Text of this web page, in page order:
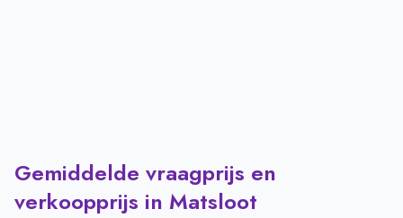
Gemiddelde vraagprijs en
verkoopprijs in Matsloot